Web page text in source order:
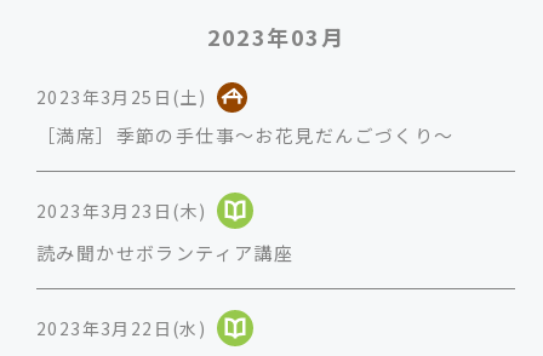
2023年03月
2023年3月25日(土)
［満席］季節の手仕事～お花見だんごづくり～
2023年3月23日(木)
読み聞かせボランティア講座
2023年3月22日(水)